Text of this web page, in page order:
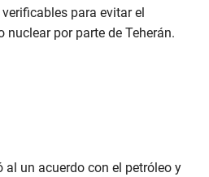
para evitar el
por parte de Teherán.
al un acuerdo con el petróleo y